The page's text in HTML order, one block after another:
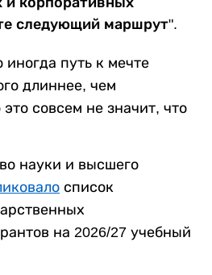
следующий маршрут".
иногда путь к мечте
длиннее, чем
совсем не значит, что
науки и высшего
список
на 2026/27 учебный